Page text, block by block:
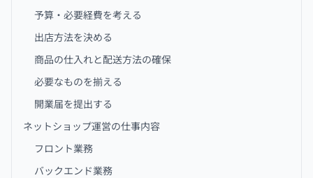
予算・必要経費を考える
出店方法を決める
商品の仕入れと配送方法の確保
必要なものを揃える
開業届を提出する
ネットショップ運営の仕事内容
フロント業務
バックエンド業務